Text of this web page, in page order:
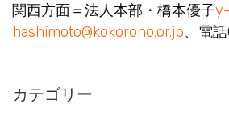
関西方面＝法人本部・橋本優子y-
hashimoto@kokorono.or.jp、電
カテゴリー